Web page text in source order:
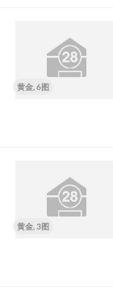
黄金, 6图
黄金, 3图